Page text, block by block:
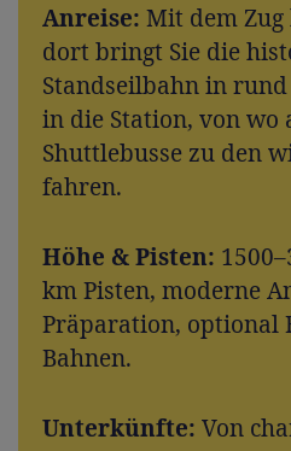
Anreise: Mit dem Zug
dort bringt Sie die
Standseilbahn in
in die Station, von wo
Shuttlebusse zu den
fahren.
Höhe & Pisten:
km Pisten, moderne
Präparation, optional
Bahnen.
Unterkünfte: Von